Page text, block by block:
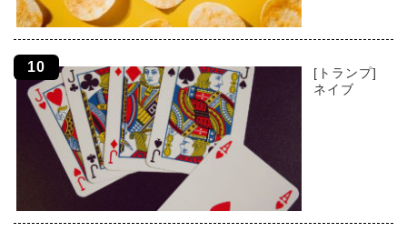
[トランプ]
ネイブ